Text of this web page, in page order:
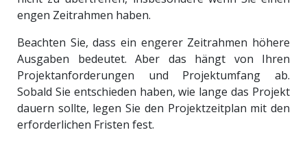
engen Zeitrahmen haben.
Beachten Sie, dass ein engerer Zeitrahmen höhere
Ausgaben bedeutet. Aber das hängt von Ihren
Projektanforderungen und Projektumfang ab.
Sobald Sie entschieden haben, wie lange das Projekt
dauern sollte, legen Sie den Projektzeitplan mit den
erforderlichen Fristen fest.